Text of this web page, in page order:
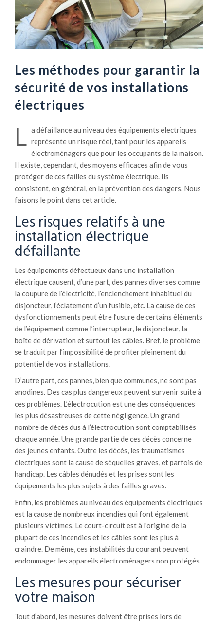
Les méthodes pour garantir la
sécurité de vos installations
électriques
L a défaillance au niveau des équipements électriques
représente un risque réel, tant pour les appareils
électroménagers que pour les occupants de la maison.
Il existe, cependant, des moyens efficaces afin de vous
protéger de ces failles du système électrique. Ils
consistent, en général, en la prévention des dangers. Nous
faisons le point dans cet article.
Les risques relatifs à une
installation électrique
défaillante
Les équipements défectueux dans une installation
électrique causent, d’une part, des pannes diverses comme
la coupure de l’électricité, l’enclenchement inhabituel du
disjoncteur, l’éclatement d’un fusible, etc. La cause de ces
dysfonctionnements peut être l’usure de certains éléments
de l’équipement comme l’interrupteur, le disjoncteur, la
boîte de dérivation et surtout les câbles. Bref, le problème
se traduit par l’impossibilité de profiter pleinement du
potentiel de vos installations.
D’autre part, ces pannes, bien que communes, ne sont pas
anodines. Des cas plus dangereux peuvent survenir suite à
ces problèmes. L’électrocution est une des conséquences
les plus désastreuses de cette négligence. Un grand
nombre de décès dus à l’électrocution sont comptabilisés
chaque année. Une grande partie de ces décès concerne
des jeunes enfants. Outre les décès, les traumatismes
électriques sont la cause de séquelles graves, et parfois de
handicap. Les câbles dénudés et les prises sont les
équipements les plus sujets à des failles graves.
Enfin, les problèmes au niveau des équipements électriques
est la cause de nombreux incendies qui font également
plusieurs victimes. Le court-circuit est à l’origine de la
plupart de ces incendies et les câbles sont les plus à
craindre. De même, ces instabilités du courant peuvent
endommager les appareils électroménagers non protégés.
Les mesures pour sécuriser
votre maison
Tout d’abord, les mesures doivent être prises lors de